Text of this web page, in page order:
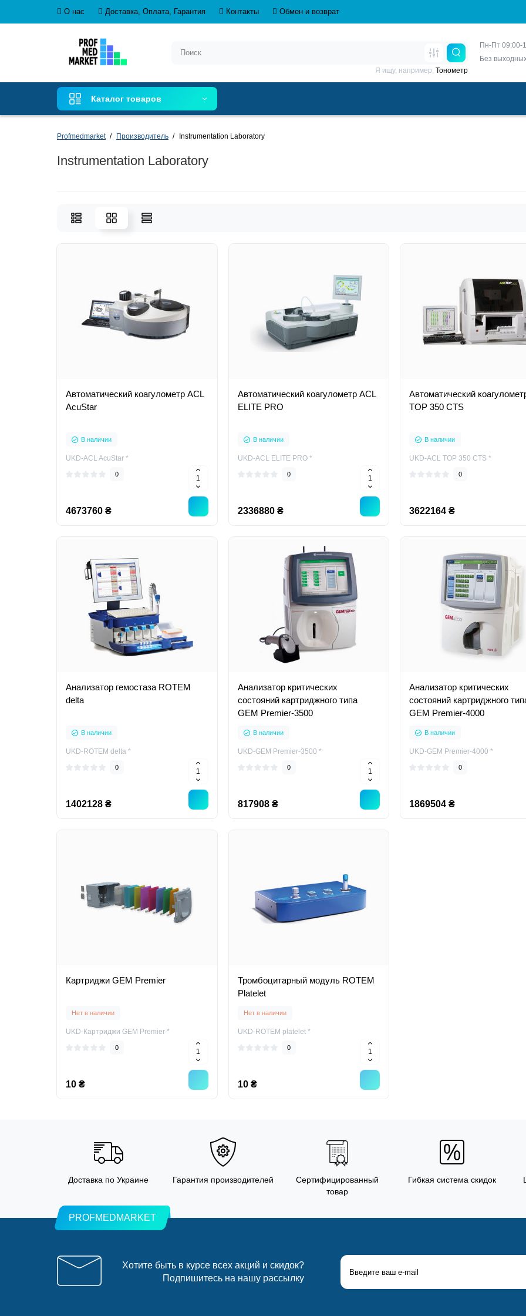
О нас Доставка, Оплата, Гарантия Контакты Обмен и возврат
Пн-Пт 09:00-
Без
Я ищу, например, Тонометр
Каталог товаров
Profmedmarket Производитель Instrumentation Laboratory
Instrumentation Laboratory
Автоматический коагулометр ACL
AcuStar
В наличии
UKD-ACL AcuStar *
0
4673760 ₴
Автоматический коагулометр ACL
ELITE PRO
В наличии
UKD-ACL ELITE PRO *
0
2336880 ₴
Автоматический
TOP 350 CTS
В наличии
UKD-ACL TOP 350 CTS *
0
3622164 ₴
Анализатор гемостаза ROTEM
delta
В наличии
UKD-ROTEM delta *
0
1402128 ₴
Анализатор критических
состояний картриджного типа
GEM Premier-3500
В наличии
UKD-GEM Premier-3500 *
0
817908 ₴
Анализатор критических
состояний картриджного
GEM Premier-4000
В наличии
UKD-GEM Premier-4000 *
0
1869504 ₴
Картриджи GEM Premier
Нет в наличии
UKD-Картриджи GEM Premier *
0
10 ₴
Тромбоцитарный модуль ROTEM
Platelet
Нет в наличии
UKD-ROTEM platelet *
0
10 ₴
Доставка по Украине Гарантия производителей
Сертифицированный
товар
Гибкая система скидок
PROFMEDMARKET
Хотите быть в курсе всех акций и скидок?
Подпишитесь на нашу рассылку